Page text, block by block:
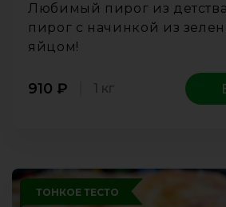
Любимый пирог из
пирог с начинкой из
яйцом!
910 ₽ 1 кг
ТОНКОЕ ТЕСТО